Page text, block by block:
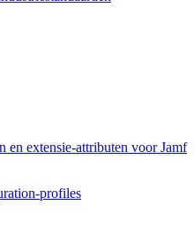
en extensie-attributen voor Jamf
profiles